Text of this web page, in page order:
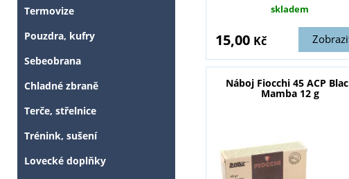
skladem
15,00 Kč
Náboj Fiocchi 45 ACP
Mamba 12 g
Termovize
Pouzdra, kufry
Sebeobrana
Chladné zbraně
Terče, střelnice
Trénink, sušení
Lovecké doplňky